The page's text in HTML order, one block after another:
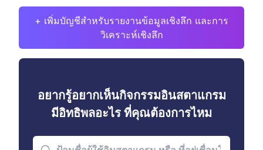
+ เพิ่มบัญชีสำหรับรายงานข้อมูลเชิงลึก และการ
วิเคราะห์เชิงลึก
อยากรู้อยากเห็นกิจกรรมอินสตาแกรม
มีอิทธิพลอะไร ที่คุณต้องการไหม